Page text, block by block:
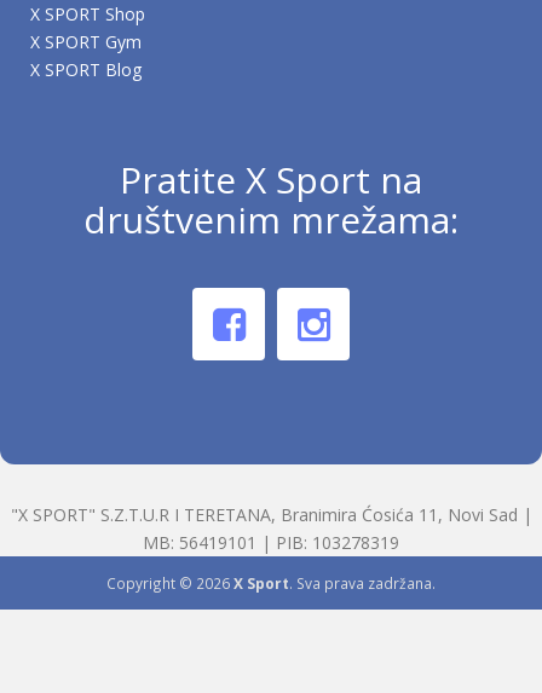
X SPORT Shop
X SPORT Gym
X SPORT Blog
Pratite X Sport na
društvenim mrežama:
"X SPORT" S.Z.T.U.R I TERETANA, Branimira Ćosića 11, Novi Sad |
MB: 56419101 | PIB: 103278319
Copyright © 2026X Sport. Sva prava zadržana.